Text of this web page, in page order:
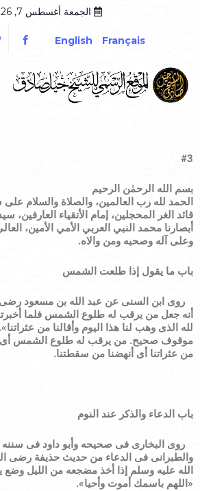
الجمعة أغسطس 7, 2026
Français
English
#3
بسم الله الرحمٰن الرحيم
الحمد لله رب العالمين، والصلاة والسلام على
قائد الغر المحجلين، إمام الأتقياء العارفين،
أبصارنا محمد النبي العربي الأمي الأمين،
وعلى آله وصحبه ومن والاه.
باب ما يقول إذا طلعت الشمس
روى ابن السنى عن عبد الله بن مسعود رضى
أنه جعل من يرقب له طلوع الشمس فلما
لله الذى وهب لنا هذا اليوم وأقالنا من عثراتنا»
موقوف صحيح. من يرقب له طلوع الشمس أى
من عثراتنا أى أنهضنا من سقطتنا.
باب الدعاء والذكر عند النوم
روى البخارى فى صحيحه وأبو داود فى سننه
والطبرانى فى الدعاء من حديث حذيفة رضى
الله عليه وسلم إذا أخذ مضجعه من الليل
« اللهم باسمك أموت وأحيا»
.